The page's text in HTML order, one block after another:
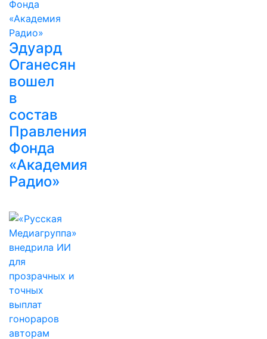
Эдуард
Оганесян
вошел
в
состав
Правления
Фонда
«Академия
Радио»